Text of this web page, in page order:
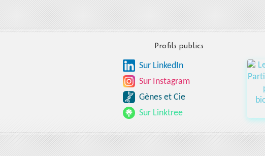
Profils publics
Sur LinkedIn
Sur Instagram
Gènes et Cie
Sur Linktree